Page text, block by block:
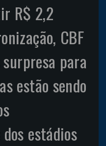
R$ 2,2
CBF
para
estão sendo
estádios